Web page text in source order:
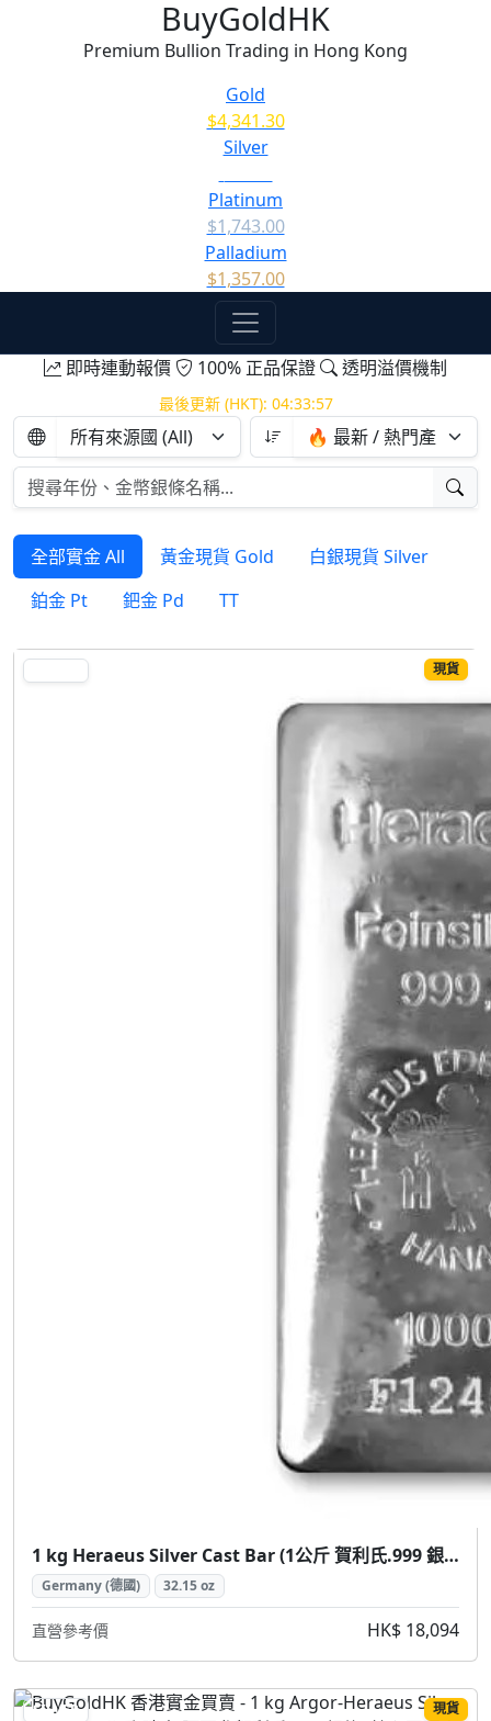
BuyGoldHK
Premium Bullion Trading in Hong Kong
Gold
$4,341.30
Silver
Platinum
$1,743.00
Palladium
$1,357.00
即時連動報價 100% 正品保證 透明溢價機制
最後更新 (HKT): 04:33:58
全部實金 All 黃金現貨 Gold
白銀現貨 Silver
鉑金 Pt
鈀金 Pd TT
現貨
1 kg Heraeus Silver Cast Bar (1公斤 賀利氏.999 銀條)
Germany (德國) 32.15 oz
直營參考價 HK$ 18,094
SILVER 現貨